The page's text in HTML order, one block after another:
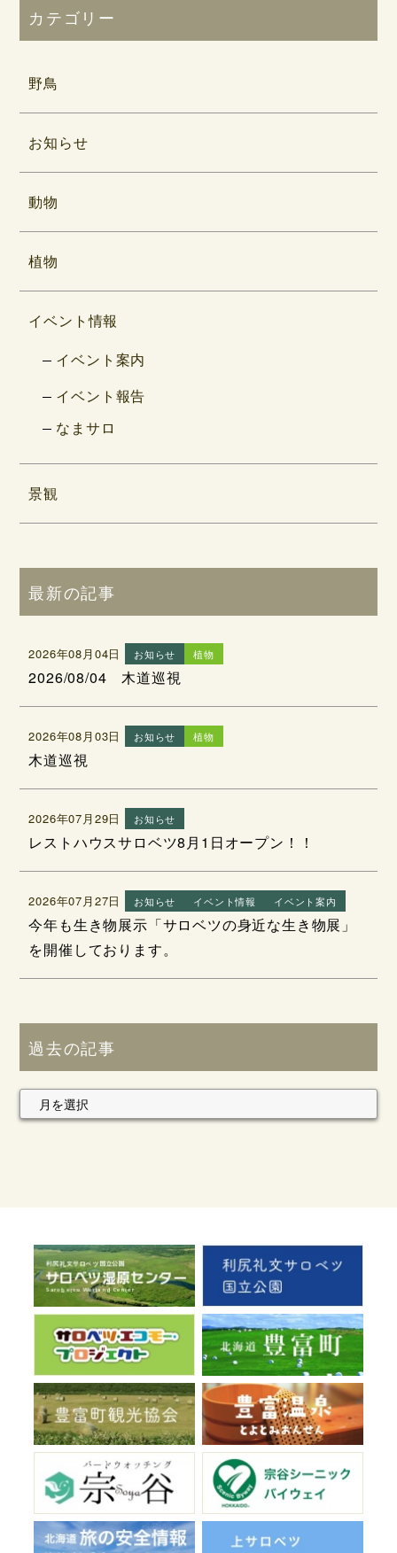
カテゴリー
野鳥
お知らせ
動物
植物
イベント情報
イベント案内
イベント報告
なまサロ
景観
最新の記事
2026年08月04日 お知らせ 植物
2026/08/04 木道巡視
2026年08月03日 お知らせ 植物
木道巡視
2026年07月29日 お知らせ
レストハウスサロベツ8月1日オープン！！
2026年07月27日 お知らせ イベント情報 イベント案内
今年も生き物展示「サロベツの身近な生き物展」
を開催しております。
過去の記事